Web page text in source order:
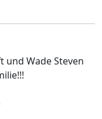
und Wade Steven